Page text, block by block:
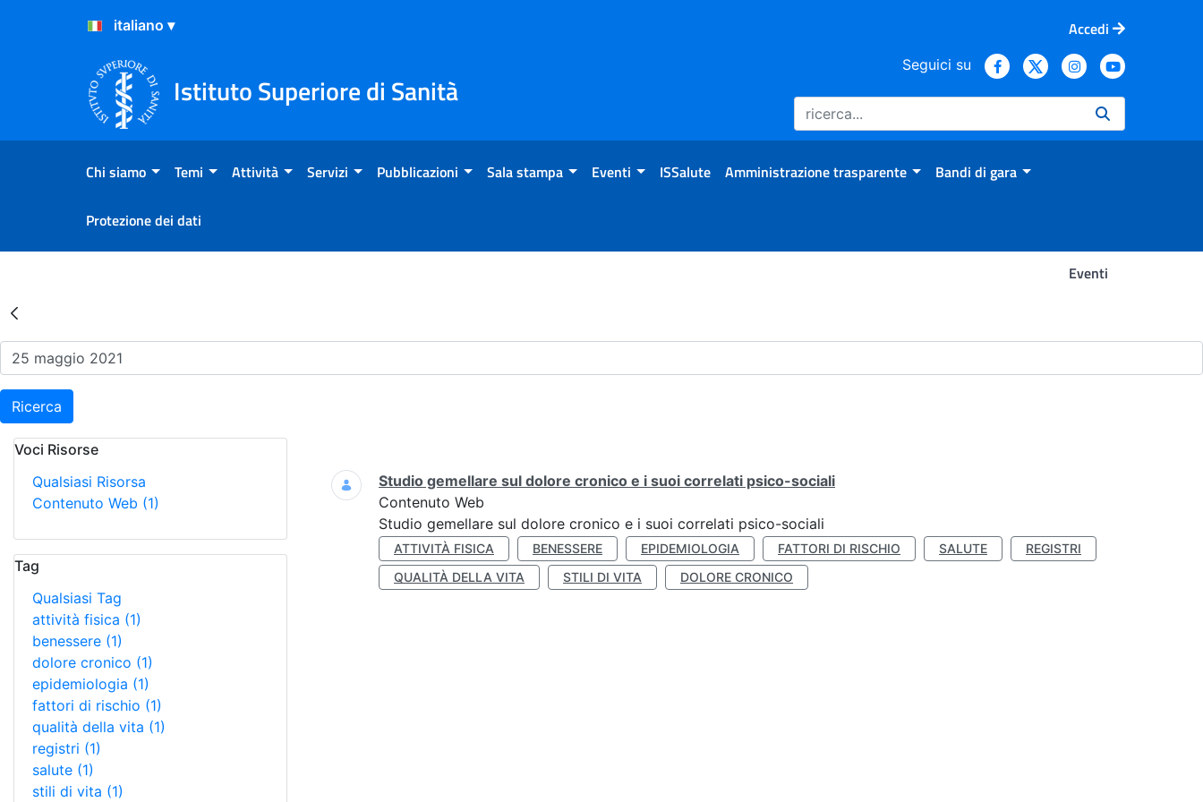
Salta al Contenuto
Salta al Footer
Accedi
Istituto Superiore di Sanità
Seguici su
Chi siamo Temi Attività Servizi Pubblicazioni Sala stampa Eventi ISSalute Amministrazione trasparente Bandi di gara
Protezione dei dati
Eventi
Risultati della Ricerca - Eventi
Ricerca
Voci Risorse
Qualsiasi Risorsa
Contenuto Web (1)
Tag
Qualsiasi Tag
attività fisica (1)
benessere (1)
dolore cronico (1)
epidemiologia (1)
fattori di rischio (1)
qualità della vita (1)
registri (1)
salute (1)
stili di vita (1)
Ricerca
Studio gemellare sul dolore cronico e i suoi correlati psico-sociali
Contenuto Web
Studio gemellare sul dolore cronico e i suoi correlati psico-sociali
ATTIVITÀ FISICA BENESSERE EPIDEMIOLOGIA FATTORI DI RISCHIO SALUTE
REGISTRI
QUALITÀ DELLA VITA
STILI DI VITA DOLORE CRONICO